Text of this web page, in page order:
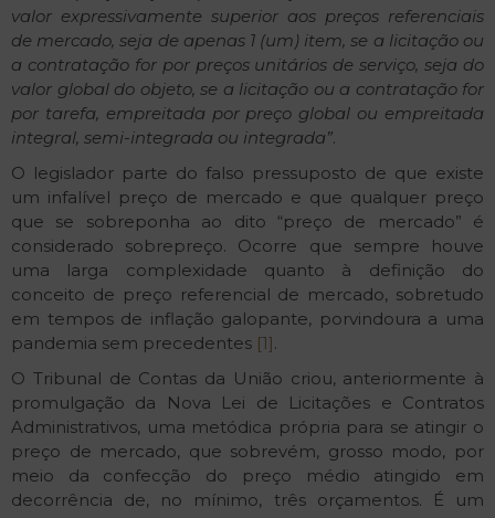
valor expressivamente superior aos preços referenciais
de mercado, seja de apenas 1 (um) item, se a licitação ou
a contratação for por preços unitários de serviço, seja do
valor global do objeto, se a licitação ou a contratação for
por tarefa, empreitada por preço global ou empreitada
integral, semi-integrada ou integrada”.
O legislador parte do falso pressuposto de que existe
um infalível preço de mercado e que qualquer preço
que se sobreponha ao dito “preço de mercado” é
considerado sobrepreço. Ocorre que sempre houve
uma larga complexidade quanto à definição do
conceito de preço referencial de mercado, sobretudo
em tempos de inflação galopante, porvindoura a uma
pandemia sem precedentes [1].
O Tribunal de Contas da União criou, anteriormente à
promulgação da Nova Lei de Licitações e Contratos
Administrativos, uma metódica própria para se atingir o
preço de mercado, que sobrevém, grosso modo, por
meio da confecção do preço médio atingido em
decorrência de, no mínimo, três orçamentos. É um